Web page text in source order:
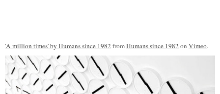
'A million times' by Humans since 1982 fromHumans since 1982 on Vimeo.